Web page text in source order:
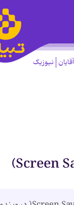
آقایان نیوزیک